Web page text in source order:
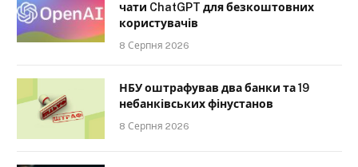
чати ChatGPT для безкоштовних
користувачів
8 Серпня 2026
НБУ оштрафував два банки та 19
небанківських фінустанов
8 Серпня 2026